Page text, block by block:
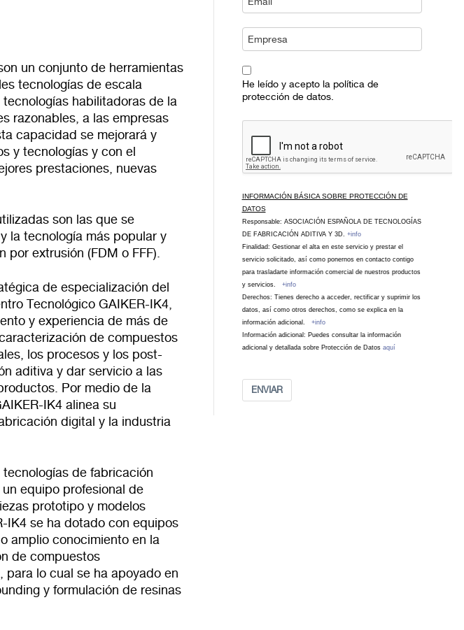
un conjunto de herramientas
tecnologías de escala
habilitadoras de la
razonables, a las empresas
capacidad se mejorará y
y tecnologías y con el
prestaciones, nuevas
son las que se
la tecnología más popular y
extrusión (FDM o FFF).
de especialización del
Tecnológico GAIKER-IK4,
y experiencia de más de
de compuestos
los procesos y los post-
aditiva y dar servicio a las
Por medio de la
IK4 alinea su
digital y la industria
de fabricación
equipo profesional de
prototipo y modelos
IK4 se ha dotado con equipos
amplio conocimiento en la
de compuestos
lo cual se ha apoyado en
y formulación de resinas
He leído y acepto la política de
protección de datos.
INFORMACIÓN BÁSICA SOBRE PROTECCIÓN DE
DATOS
Responsable: ASOCIACIÓN ESPAÑOLA DE TECNOLOGÍAS
DE FABRICACIÓN ADITIVA Y 3D. +info
Finalidad: Gestionar el alta en este servicio y prestar el
servicio solicitado, así como ponernos en contacto contigo
para trasladarte información comercial de nuestros productos
y servicios. +info
Derechos: Tienes derecho a acceder, rectificar y suprimir los
datos, así como otros derechos, como se explica en la
información adicional. +info
Información adicional: Puedes consultar la información
adicional y detallada sobre Protección de Datos aquí
ENVIAR